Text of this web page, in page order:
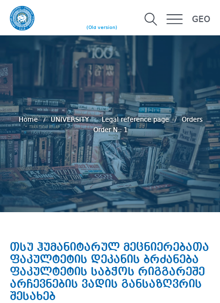
(Old version)
GEO
Home UNIVERSITY Legal reference page
Orders
Order N:: 1
თსუ ჰუმანიტარულ მეცნიერებათა
ფაკულტეტის დეკანის ბრძანება
ფაკულტეტის საბჭოს რიგგარეშე
არჩევნების ვადის განსაზღვრის
შესახებ